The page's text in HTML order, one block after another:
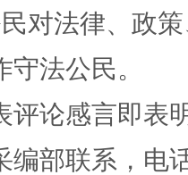
对法律、政
法公民。
评论感言即表
编部联系，电